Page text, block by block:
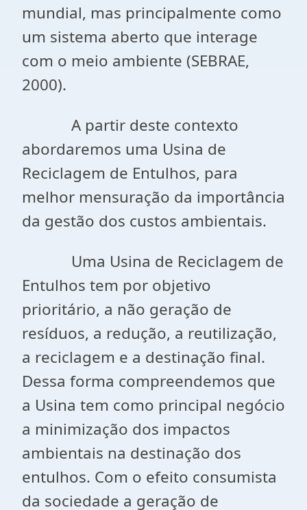
mundial, mas principalmente como
um sistema aberto que interage
com o meio ambiente (SEBRAE,
2000).
A partir deste contexto
abordaremos uma Usina de
Reciclagem de Entulhos, para
melhor mensuração da importância
da gestão dos custos ambientais.
Uma Usina de Reciclagem de
Entulhos tem por objetivo
prioritário, a não geração de
resíduos, a redução, a reutilização,
a reciclagem e a destinação final.
Dessa forma compreendemos que
a Usina tem como principal negócio
a minimização dos impactos
ambientais na destinação dos
entulhos. Com o efeito consumista
da sociedade a geração de